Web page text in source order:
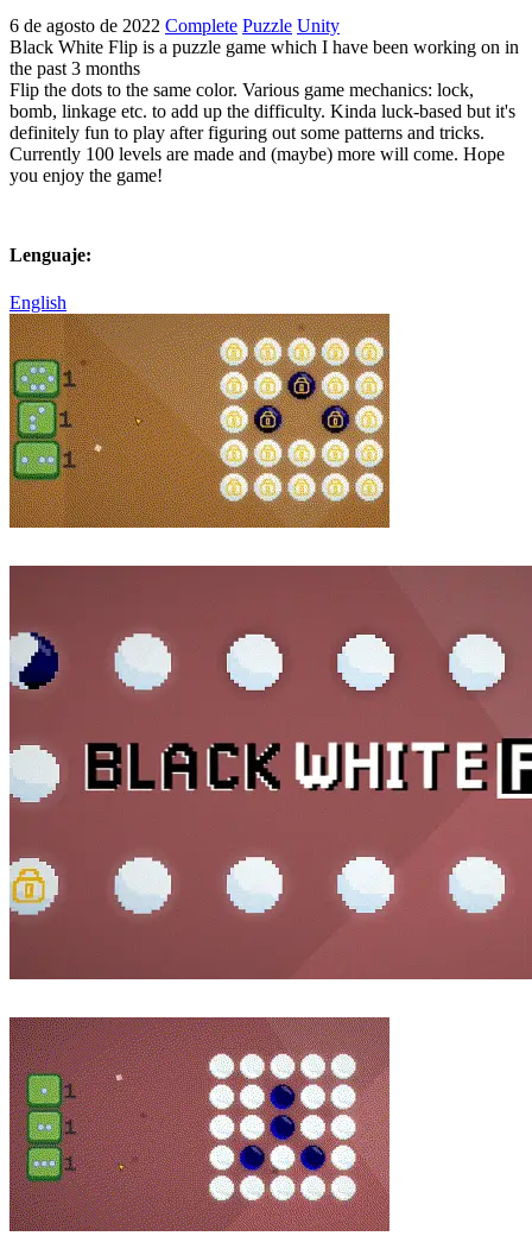
6 de agosto de 2022 Complete Puzzle Unity
Black White Flip is a puzzle game which I have been working on in
the past 3 months
Flip the dots to the same color. Various game mechanics: lock,
bomb, linkage etc. to add up the difficulty. Kinda luck-based but it's
definitely fun to play after figuring out some patterns and tricks.
Currently 100 levels are made and (maybe) more will come. Hope
you enjoy the game!
Lenguaje:
English